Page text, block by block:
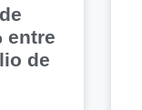
entre
de